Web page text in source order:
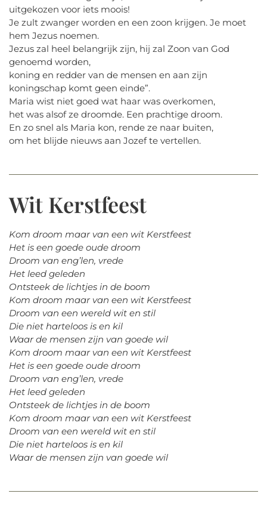
uitgekozen voor iets moois!
Je zult zwanger worden en een zoon krijgen. Je moet
hem Jezus noemen.
Jezus zal heel belangrijk zijn, hij zal Zoon van God
genoemd worden,
koning en redder van de mensen en aan zijn
koningschap komt geen einde”.
Maria wist niet goed wat haar was overkomen,
het was alsof ze droomde. Een prachtige droom.
En zo snel als Maria kon, rende ze naar buiten,
om het blijde nieuws aan Jozef te vertellen.
Wit Kerstfeest
Kom droom maar van een wit Kerstfeest
Het is een goede oude droom
Droom van eng’len, vrede
Het leed geleden
Ontsteek de lichtjes in de boom
Kom droom maar van een wit Kerstfeest
Droom van een wereld wit en stil
Die niet harteloos is en kil
Waar de mensen zijn van goede wil
Kom droom maar van een wit Kerstfeest
Het is een goede oude droom
Droom van eng’len, vrede
Het leed geleden
Ontsteek de lichtjes in de boom
Kom droom maar van een wit Kerstfeest
Droom van een wereld wit en stil
Die niet harteloos is en kil
Waar de mensen zijn van goede wil